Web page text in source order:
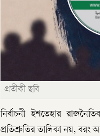
প্রতীকী ছবি
নির্বাচনী ইশতেহার
প্রতিশ্রুতির তালিকা নয়, বরং